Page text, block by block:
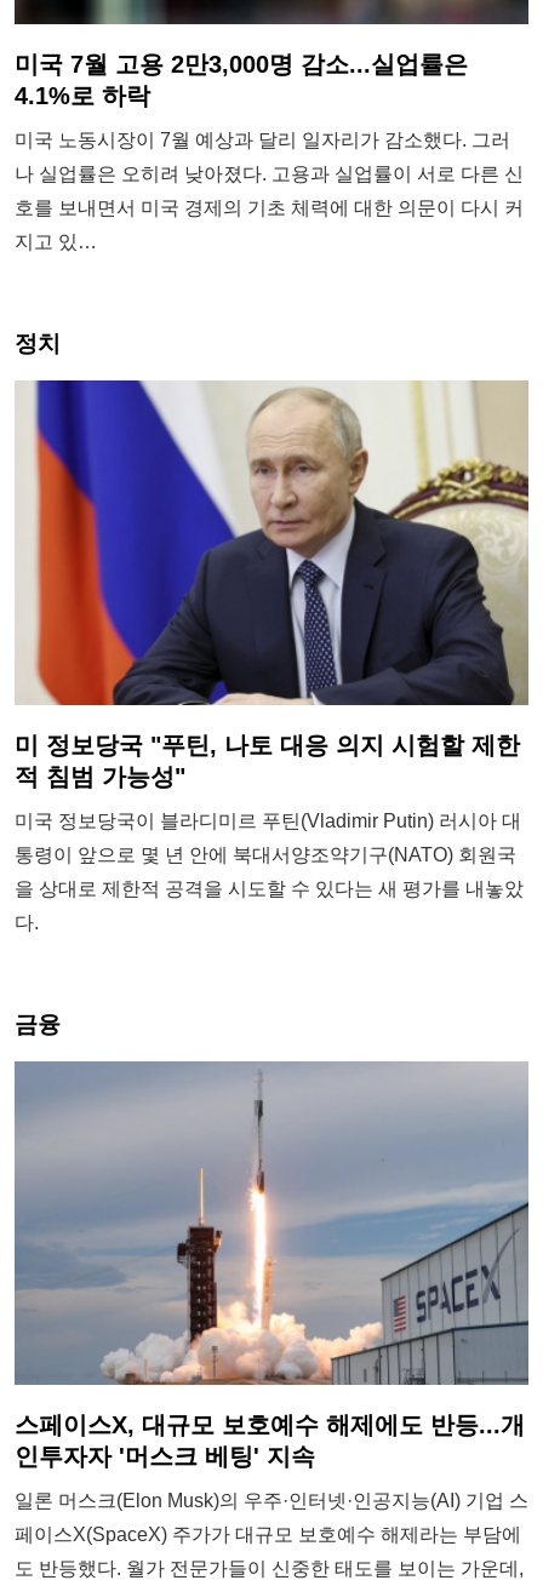
미국 7월 고용 2만3,000명 감소...실업률은
4.1%로 하락
미국 노동시장이 7월 예상과 달리 일자리가 감소했다. 그러
나 실업률은 오히려 낮아졌다. 고용과 실업률이 서로 다른 신
호를 보내면서 미국 경제의 기초 체력에 대한 의문이 다시 커
지고 있…
정치
미 정보당국 "푸틴, 나토 대응 의지 시험할 제한
적 침범 가능성"
미국 정보당국이 블라디미르 푸틴(Vladimir Putin) 러시아 대
통령이 앞으로 몇 년 안에 북대서양조약기구(NATO) 회원국
을 상대로 제한적 공격을 시도할 수 있다는 새 평가를 내놓았
다.
금융
스페이스X, 대규모 보호예수 해제에도 반등...개
인투자자 '머스크 베팅' 지속
일론 머스크(Elon Musk)의 우주·인터넷·인공지능(AI) 기업 스
페이스X(SpaceX) 주가가 대규모 보호예수 해제라는 부담에
도 반등했다. 월가 전문가들이 신중한 태도를 보이는 가운데,